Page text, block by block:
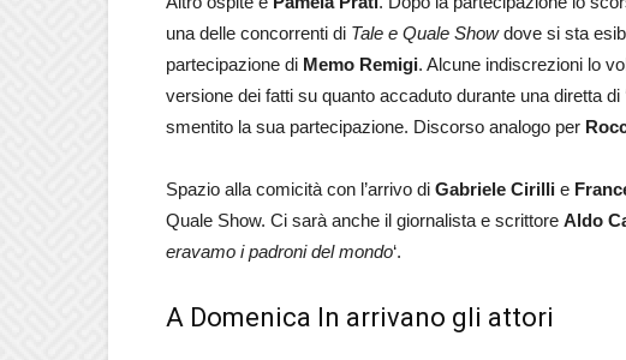
una delle concorrenti di Tale e Quale Showdove si sta
partecipazione di Memo Remigi. Alcune indiscrezioni lo
versione dei fatti su quanto accaduto durante una diretta di
smentito la sua partecipazione. Discorso analogo per
Spazio alla comicità con l’arrivo di Gabriele Cirilli e
Quale Show. Ci sarà anche il giornalista e scrittore Aldo
eravamo i padroni del mondo‘.
A Domenica In arrivano gli attori